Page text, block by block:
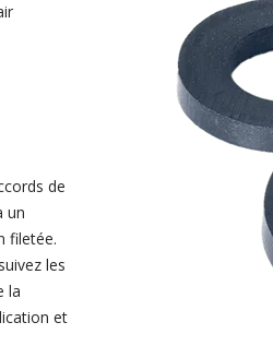
de
un
filetée.
les
la
et